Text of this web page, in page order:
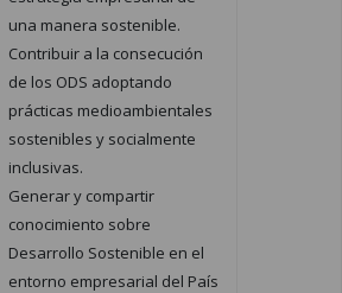
una manera sostenible.
Contribuir a la consecución
de los ODS adoptando
prácticas medioambientales
sostenibles y socialmente
inclusivas.
Generar y compartir
conocimiento sobre
Desarrollo Sostenible en el
entorno empresarial del País